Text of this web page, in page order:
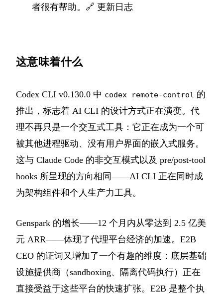
者很有帮助。🔗 更新日志
这意味着什么
Codex CLI v0.130.0 中 codex remote-control 的
推出，标志着 AI CLI 的设计方式正在演变。代
理不再只是一个交互式工具：它正在成为一个可
被其他进程驱动、没有用户界面的嵌入式服务。
这与 Claude Code 的非交互模式以及 pre/post-tool
hooks 所呈现的方向相同——AI CLI 正在同时成
为架构组件和个人生产力工具。
Genspark 的增长——12 个月内从零达到 2.5 亿美
元 ARR——体现了代理平台经济的加速。E2B
CEO 的证词又增加了一个有趣的维度：底层基础
设施提供商（sandboxing、隔离代码执行）正在
直接受益于这些平台的快速扩张。E2B 是整个执